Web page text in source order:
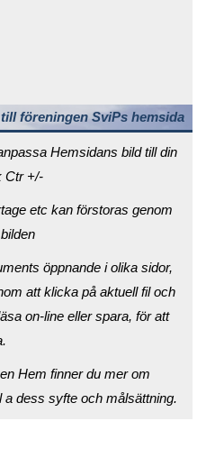
föreningen SviPs hemsida
Hemsidans bild till din
Ctr +/-
etc kan förstoras genom
öppnande i olika sidor,
att klicka på aktuell fil och
on-line eller spara, för att
Hem finner du mer om
a dess syfte och målsättning.